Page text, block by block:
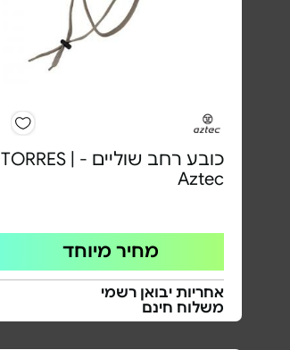
כובע רחב שוליים - TORRES |
Aztec
מחיר מיוחד
אחריות יבואן רשמי
משלוח חינם